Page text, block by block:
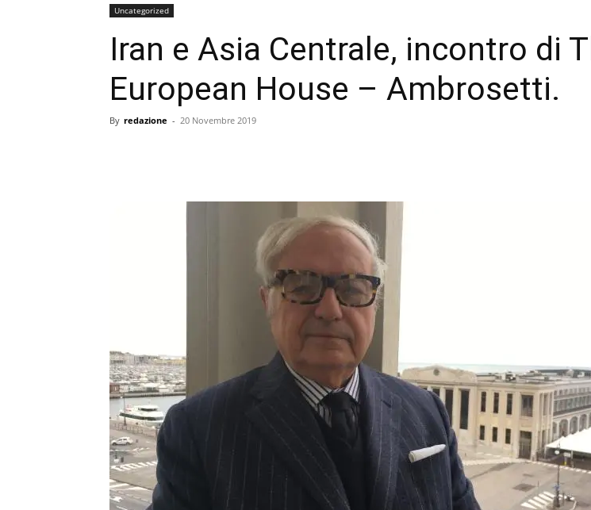
Uncategorized
Iran e Asia Centrale, incontro di
European House – Ambrosetti.
By redazione - 20 Novembre 2019